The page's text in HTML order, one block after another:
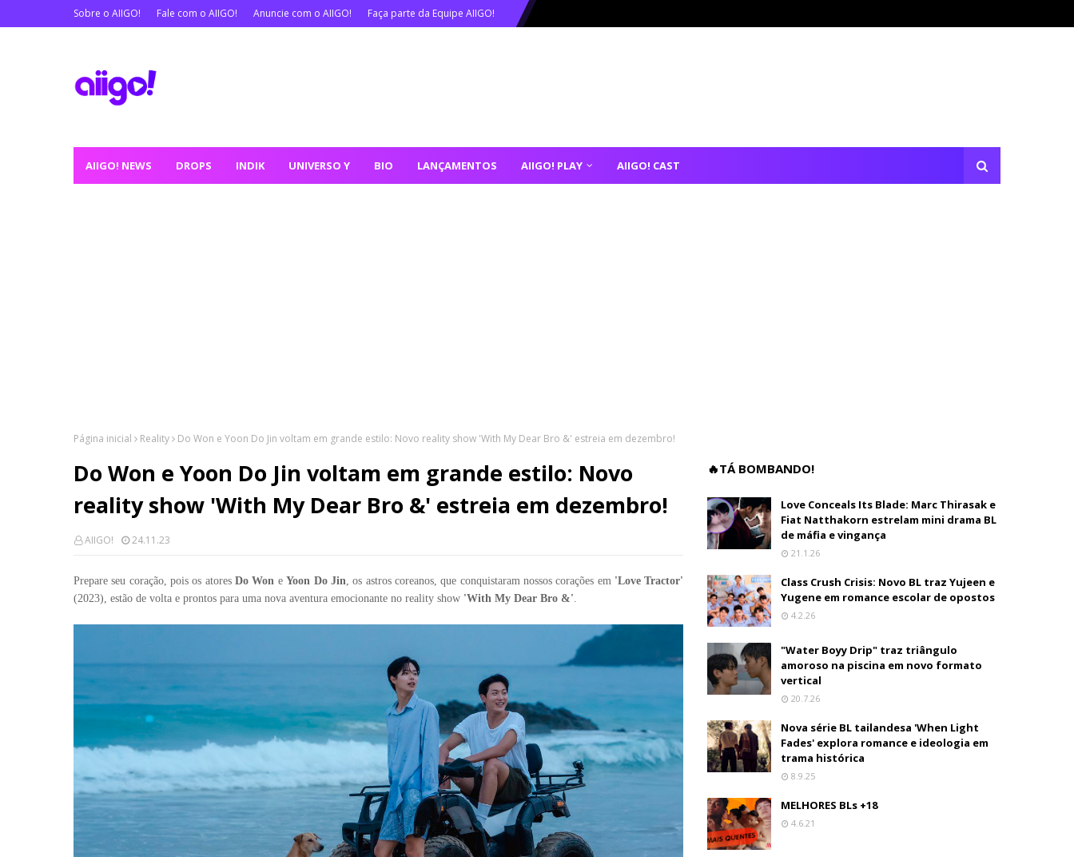
Sobre o AIIGO! Fale com o AIIGO! Anuncie com o AIIGO! Faça parte da Equipe AIIGO!
AIIGO! NEWS DROPS INDIK UNIVERSO Y BIO LANÇAMENTOS AIIGO! PLAY AIIGO! CAST
Página inicial Reality Do Won e Yoon Do Jin voltam em grande estilo: Novo reality show 'With My Dear Bro &' estreia em dezembro!
Do Won e Yoon Do Jin voltam em grande estilo: Novo
reality show 'With My Dear Bro &' estreia em dezembro!
AIIGO! 24.11.23
Prepare seu coração, pois os atoresDo Won eYoon Do Jin, os astros coreanos, que conquistaram nossos corações em 'Love Tractor'
(2023), estão de volta e prontos para uma nova aventura emocionante no reality show 'With My Dear Bro &'.
🔥TÁ BOMBANDO!
Love Conceals Its Blade: Marc Thirasak e
Fiat Natthakorn estrelam mini drama BL
de máfia e vingança
21.1.26
Class Crush Crisis: Novo BL traz Yujeen e
Yugene em romance escolar de opostos
4.2.26
"Water Boyy Drip" traz triângulo
amoroso na piscina em novo formato
vertical
20.7.26
Nova série BL tailandesa 'When Light
Fades' explora romance e ideologia em
trama histórica
8.9.25
MELHORES BLs +18
4.6.21